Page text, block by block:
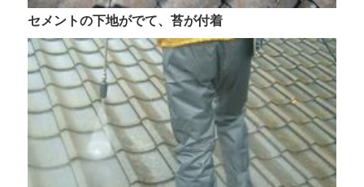
お問合せ
ホームページ
セメントの下地がでて、苔が付着